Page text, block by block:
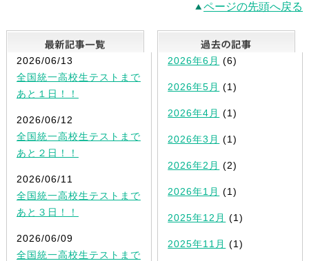
ページの先頭へ戻る
最新記事一覧
2026/06/13
全国統一高校生テストまで
あと１日！！
2026/06/12
全国統一高校生テストまで
あと２日！！
2026/06/11
全国統一高校生テストまで
あと３日！！
2026/06/09
全国統一高校生テストまで
2026年6月 (6)
2026年5月 (1)
2026年4月 (1)
2026年3月 (1)
2026年2月 (2)
2026年1月 (1)
2025年12月 (1)
2025年11月 (1)